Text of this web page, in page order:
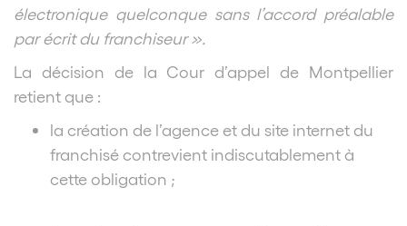
électronique quelconque sans l’accord préalable
par écrit du franchiseur ».
La décision de la Cour d’appel de Montpellier
retient que :
la création de l’agence et du site internet du
franchisé contrevient indiscutablement à
cette obligation ;